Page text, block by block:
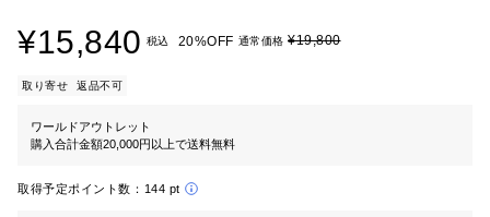
¥15,840 税込 20%OFF 通常価格 ¥19,800
取り寄せ 返品不可
ワールドアウトレット
購入合計金額20,000円以上で送料無料
取得予定ポイント数： 144 pt